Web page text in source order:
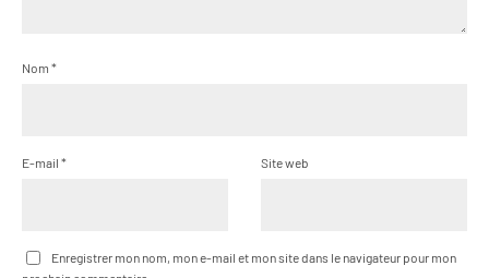
Nom *
E-mail * Site web
Enregistrer mon nom, mon e-mail et mon site dans le navigateur pour mon